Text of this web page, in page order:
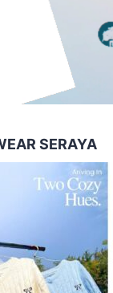
SERAYA